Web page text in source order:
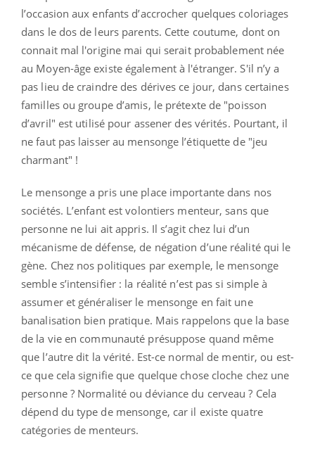
l’occasion aux enfants d’accrocher quelques coloriages
dans le dos de leurs parents. Cette coutume, dont on
connait mal l'origine mai qui serait probablement née
au Moyen-âge existe également à l'étranger. S'il n’y a
pas lieu de craindre des dérives ce jour, dans certaines
familles ou groupe d’amis, le prétexte de "poisson
d’avril" est utilisé pour assener des vérités. Pourtant, il
ne faut pas laisser au mensonge l’étiquette de "jeu
charmant" !
Le mensonge a pris une place importante dans nos
sociétés. L’enfant est volontiers menteur, sans que
personne ne lui ait appris. Il s’agit chez lui d’un
mécanisme de défense, de négation d’une réalité qui le
gène. Chez nos politiques par exemple, le mensonge
semble s’intensifier : la réalité n’est pas si simple à
assumer et généraliser le mensonge en fait une
banalisation bien pratique. Mais rappelons que la base
de la vie en communauté présuppose quand même
que l’autre dit la vérité. Est-ce normal de mentir, ou est-
ce que cela signifie que quelque chose cloche chez une
personne ? Normalité ou déviance du cerveau ? Cela
dépend du type de mensonge, car il existe quatre
catégories de menteurs.